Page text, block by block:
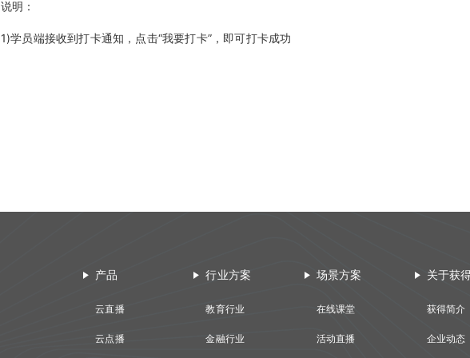
说明：
1)学员端接收到打卡通知，点击“我要打卡”，即可打卡成功
产品
云直播
云点播
行业方案
教育行业
金融行业
场景方案
在线课堂
活动直播
关于获
获得简介
企业动态